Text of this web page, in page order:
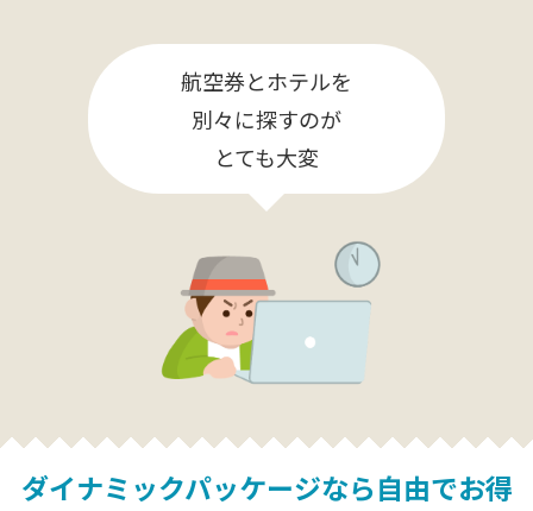
航空券とホテルを
別々に探すのが
とても大変
ダイナミックパッケージなら自由でお得